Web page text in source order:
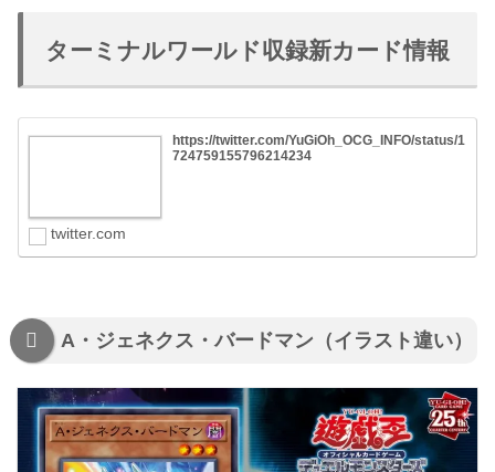
ターミナルワールド収録新カード情報
https://twitter.com/YuGiOh_OCG_INFO/status/1
724759155796214234
twitter.com
A・ジェネクス・バードマン（イラスト違い）